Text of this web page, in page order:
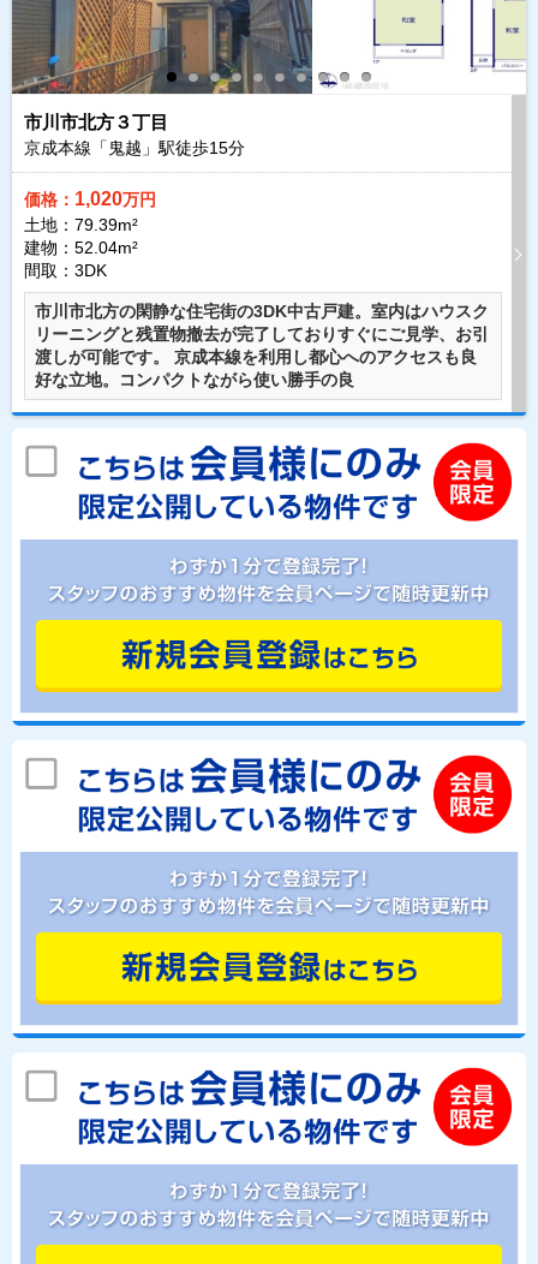
市川市北方３丁目
京成本線「鬼越」駅徒歩15分
価格： 1,020万円
土地：79.39m²
建物：52.04m²
間取：3DK
市川市北方の閑静な住宅街の3DK中古戸建。室内はハウスク
リーニングと残置物撤去が完了しておりすぐにご見学、お引
渡しが可能です。 京成本線を利用し都心へのアクセスも良
好な立地。コンパクトながら使い勝手の良